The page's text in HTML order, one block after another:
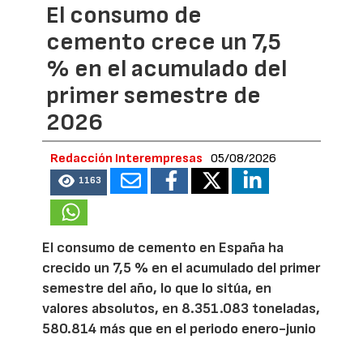
El consumo de
cemento crece un 7,5
% en el acumulado del
primer semestre de
2026
Redacción Interempresas 05/08/2026
1163
El consumo de cemento en España ha
crecido un 7,5 % en el acumulado del primer
semestre del año, lo que lo sitúa, en
valores absolutos, en 8.351.083 toneladas,
580.814 más que en el periodo enero-junio